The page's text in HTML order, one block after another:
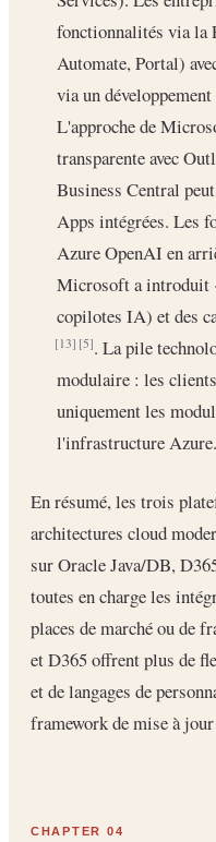
fonctionnalités via la
Automate, Portal)
via un
L'approche de
transparente avec
Business Central
Apps intégrées. Les
Azure OpenAI en
Microsoft a introduit
copilotes IA) et des
[13] [5]. La pile
modulaire : les
uniquement les
l'infrastructure Azure.
En résumé, les trois
architectures cloud
sur Oracle Java/DB,
toutes en charge les
places de marché ou de
et D365 offrent plus de
et de langages de
framework de mise à